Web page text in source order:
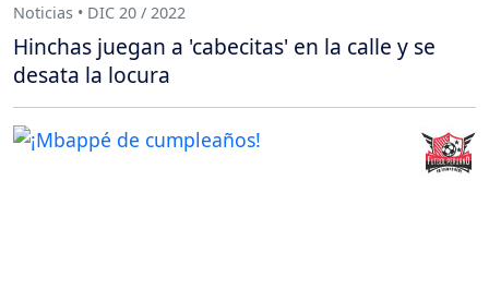
Noticias • DIC 20 / 2022
Hinchas juegan a 'cabecitas' en la calle y se
desata la locura